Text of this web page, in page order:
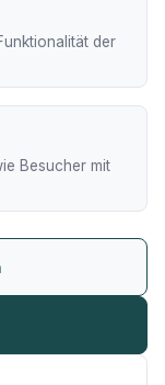
der
Besucher mit